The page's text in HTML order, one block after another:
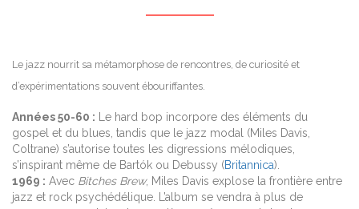
Le jazz nourrit sa métamorphose de rencontres, de curiosité et
d’expérimentations souvent ébouriffantes.
Années 50-60 : Le hard bop incorpore des éléments du
gospel et du blues, tandis que le jazz modal (Miles Davis,
Coltrane) s’autorise toutes les digressions mélodiques,
s’inspirant même de Bartók ou Debussy (Britannica).
1969 : Avec Bitches Brew, Miles Davis explose la frontière entre
jazz et rock psychédélique. L’album se vendra à plus de